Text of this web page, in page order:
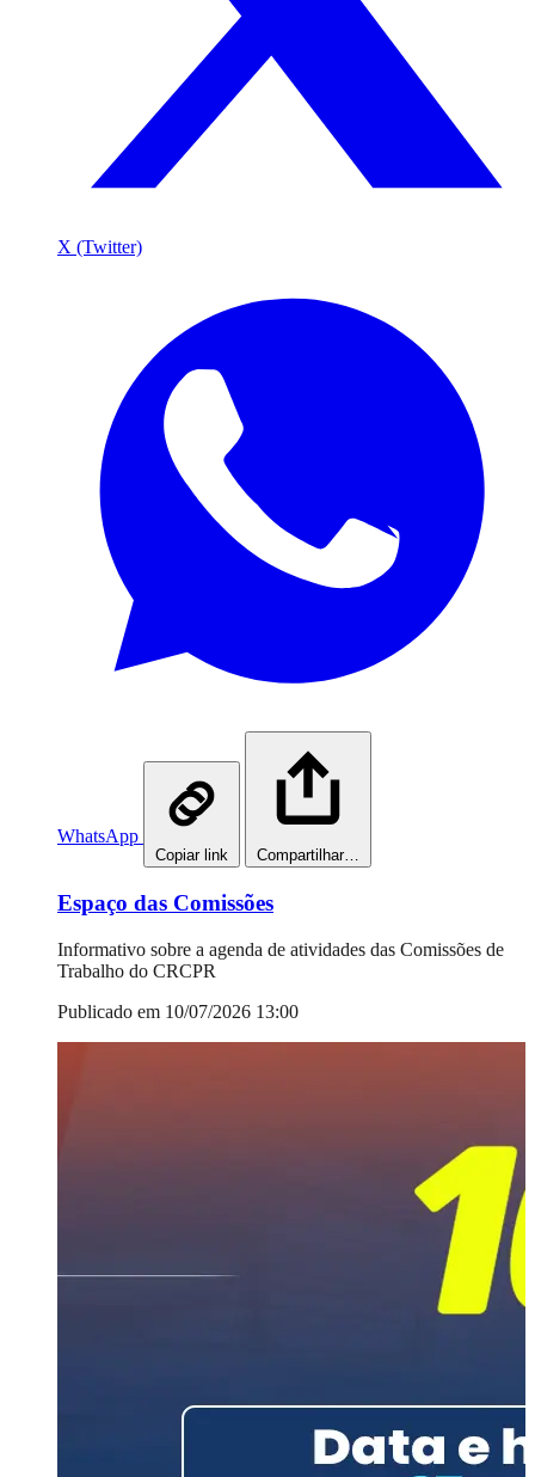
X (Twitter)
WhatsApp
Copiar link Compartilhar…
Espaço das Comissões
Informativo sobre a agenda de atividades das Comissões de
Trabalho do CRCPR
Publicado em 10/07/2026 13:00